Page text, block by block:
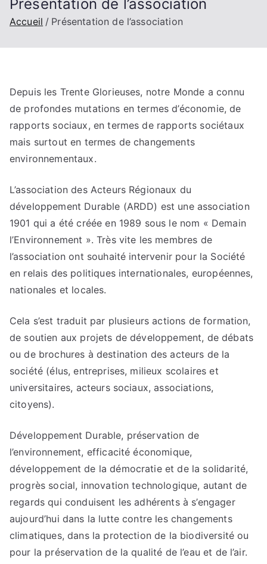
Présentation de l’association
Accueil Présentation de l’association
Depuis les Trente Glorieuses, notre Monde a connu
de profondes mutations en termes d’économie, de
rapports sociaux, en termes de rapports sociétaux
mais surtout en termes de changements
environnementaux.
L’association des Acteurs Régionaux du
développement Durable (ARDD) est une association
1901 qui a été créée en 1989 sous le nom « Demain
l’Environnement ». Très vite les membres de
l’association ont souhaité intervenir pour la Société
en relais des politiques internationales, européennes,
nationales et locales.
Cela s’est traduit par plusieurs actions de formation,
de soutien aux projets de développement, de débats
ou de brochures à destination des acteurs de la
société (élus, entreprises, milieux scolaires et
universitaires, acteurs sociaux, associations,
citoyens).
Développement Durable, préservation de
l’environnement, efficacité économique,
développement de la démocratie et de la solidarité,
progrès social, innovation technologique, autant de
regards qui conduisent les adhérents à s’engager
aujourd’hui dans la lutte contre les changements
climatiques, dans la protection de la biodiversité ou
pour la préservation de la qualité de l’eau et de l’air.